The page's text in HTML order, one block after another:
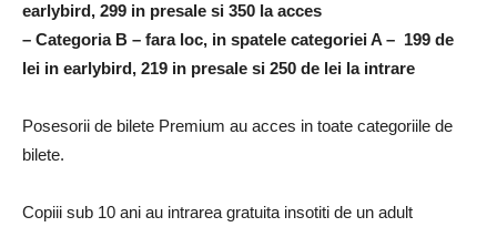
earlybird, 299 in presale si 350 la acces
– Categoria B – fara loc, in spatele categoriei A – 199 de
lei in earlybird, 219 in presale si 250 de lei la intrare
Posesorii de bilete Premium au acces in toate categoriile de
bilete.
Copiii sub 10 ani au intrarea gratuita insotiti de un adult